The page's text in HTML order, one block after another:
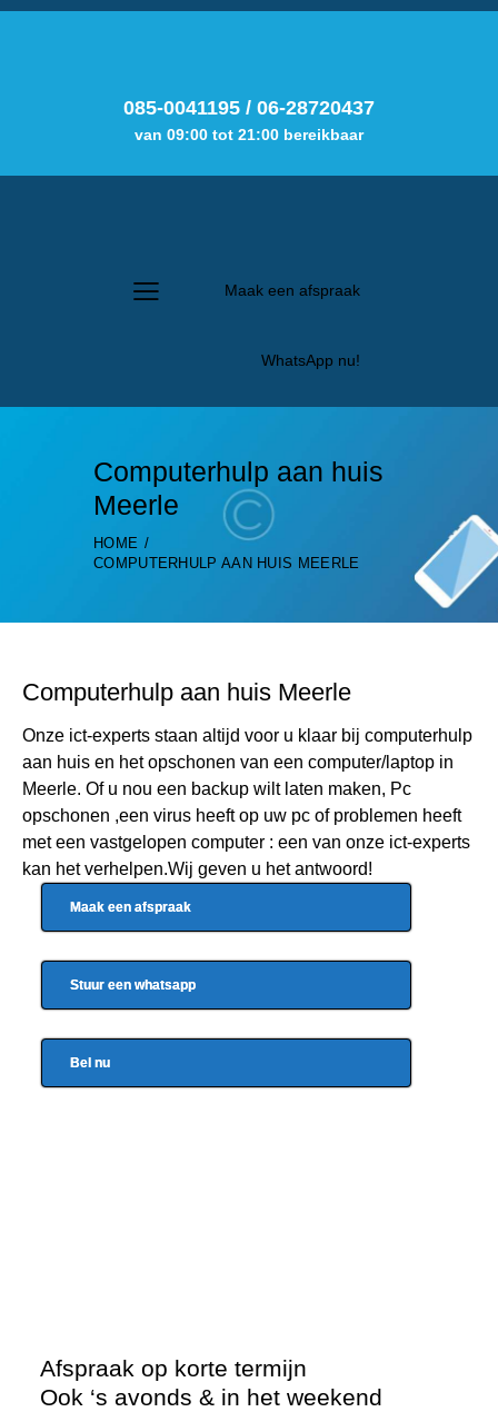
085-0041195 / 06-28720437
van 09:00 tot 21:00 bereikbaar
Maak een afspraak
WhatsApp nu!
Computerhulp aan huis
Meerle
HOME
COMPUTERHULP AAN HUIS MEERLE
Computerhulp aan huis Meerle
Onze ict-experts staan altijd voor u klaar bij computerhulp
aan huis en het opschonen van een computer/laptop in
Meerle. Of u nou een backup wilt laten maken, Pc
opschonen ,een virus heeft op uw pc of problemen heeft
met een vastgelopen computer : een van onze ict-experts
kan het verhelpen.Wij geven u het antwoord!
Maak een afspraak
Stuur een whatsapp
Bel nu
Afspraak op korte termijn
Ook ‘s avonds & in het weekend